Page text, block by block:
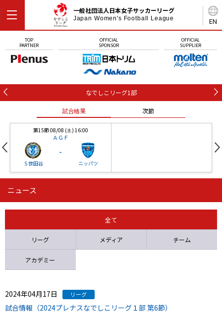
EN
一般社団法人日本女子サッカーリーグ
Japan Women's Football League
TOP
PARTNER
OFFICIAL
SPONSOR
OFFICIAL
SUPPLIER
なでしこリーグ1部
試合結果 次節
第15節 08/08 (土) 16:00
ＡＧＦ
Ｓ世田谷
-
ニッパツ
第16節 09/05 (土) 15:00
ニッパツ
ニッパツ 名古屋
石人の星
静岡 愛媛Ｌ
ニュース
全て
リーグ メディア チーム
アカデミー
2024年04月17日 リーグ
試合情報（2024プレナスなでしこリーグ１部 第6節）